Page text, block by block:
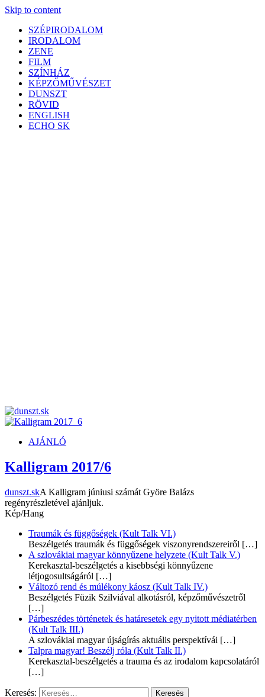
Skip to content
SZÉPIRODALOM
IRODALOM
ZENE
FILM
SZÍNHÁZ
KÉPZŐMŰVÉSZET
DUNSZT
RÖVID
ENGLISH
ECHO SK
AJÁNLÓ
Kalligram 2017/6
dunszt.skA Kalligram júniusi számát Györe Balázs
regényrészletével ajánljuk.
Kép/Hang
Traumák és függőségek (Kult Talk VI.)
Beszélgetés traumák és függőségek viszonyrendszereiről […]
A szlovákiai magyar könnyűzene helyzete (Kult Talk V.)
Kerekasztal-beszélgetés a kisebbségi könnyűzene
létjogosultságáról […]
Változó rend és múlékony káosz (Kult Talk IV.)
Beszélgetés Füzik Szilviával alkotásról, képzőművészetről
[…]
Párbeszédes történetek és határesetek egy nyitott médiatérben
(Kult Talk III.)
A szlovákiai magyar újságírás aktuális perspektívái […]
Talpra magyar! Beszélj róla (Kult Talk II.)
Kerekasztal-beszélgetés a trauma és az irodalom kapcsolatáról
[…]
Keresés: